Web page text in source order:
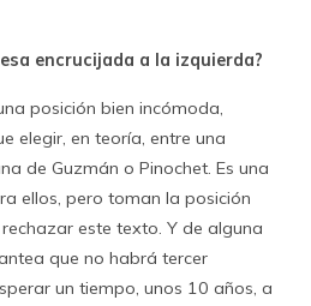
encrucijada a la izquierda?
posición bien incómoda,
elegir, en teoría, entre una
de Guzmán o Pinochet. Es una
ellos, pero toman la posición
este texto. Y de alguna
que no habrá tercer
un tiempo, unos 10 años, a